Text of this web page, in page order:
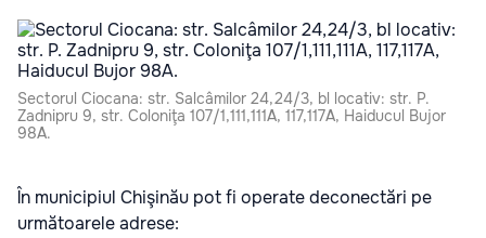
Sectorul Ciocana: str. Salcâmilor 24,24/3, bl locativ: str. P.
Zadnipru 9, str. Coloniţa 107/1,111,111A, 117,117A, Haiducul Bujor
98A.
În municipiul Chişinău pot fi operate deconectări pe
următoarele adrese: